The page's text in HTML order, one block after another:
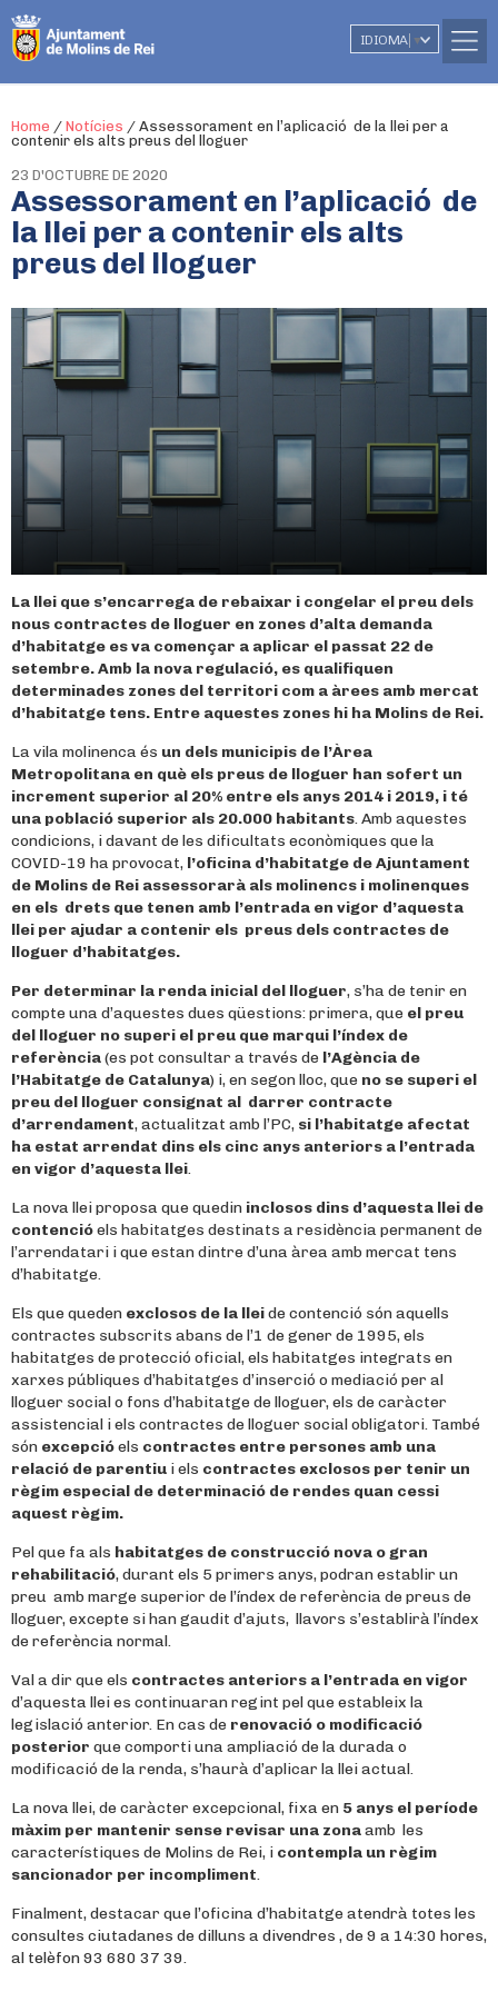
IDIOMA ▼
Home / Notícies / Assessorament en l’aplicació de la llei per a
contenir els alts preus del lloguer
23 D'OCTUBRE DE 2020
Assessorament en l’aplicació de
la llei per a contenir els alts
preus del lloguer
La llei que s’encarrega de rebaixar i congelar el preu dels
nous contractes de lloguer en zones d’alta demanda
d’habitatge es va començar a aplicar el passat 22 de
setembre. Amb la nova regulació, es qualifiquen
determinades zones del territori com a àrees amb mercat
d’habitatge tens. Entre aquestes zones hi ha Molins de Rei.
La vila molinenca és un dels municipis de l’Àrea
Metropolitana en què els preus de lloguer han sofert un
increment superior al 20% entre els anys 2014 i 2019, i té
una població superior als 20.000 habitants. Amb aquestes
condicions, i davant de les dificultats econòmiques que la
COVID-19 ha provocat, l’oficina d’habitatge de Ajuntament
de Molins de Rei assessorarà als molinencs i molinenques
en els drets que tenen amb l’entrada en vigor d’aquesta
llei per ajudar a contenir els preus dels contractes de
lloguer d’habitatges.
Per determinar la renda inicial del lloguer, s’ha de tenir en
compte una d’aquestes dues qüestions: primera, que el preu
del lloguer no superi el preu que marqui l’índex de
referència(es pot consultar a través de l’Agència de
l’Habitatge de Catalunya) i, en segon lloc, que no se superi el
preu del lloguer consignat al darrer contracte
d’arrendament, actualitzat amb l’PC, si l’habitatge afectat
ha estat arrendat dins els cinc anys anteriors a l’entrada
en vigor d’aquesta llei.
La nova llei proposa que quedin inclosos dins d’aquesta llei de
contencióels habitatges destinats a residència permanent de
l’arrendatari i que estan dintre d’una àrea amb mercat tens
d’habitatge.
Els que queden exclosos de la lleide contenció són aquells
contractes subscrits abans de l’1 de gener de 1995, els
habitatges de protecció oficial, els habitatges integrats en
xarxes públiques d’habitatges d’inserció o mediació per al
lloguer social o fons d’habitatge de lloguer, els de caràcter
assistencial i els contractes de lloguer social obligatori. També
són excepcióels contractes entre persones amb una
relació de parentiu i els contractes exclosos per tenir un
règim especial de determinació de rendes quan cessi
aquest règim.
Pel que fa als habitatges de construcció nova o gran
rehabilitació, durant els 5 primers anys, podran establir un
preu amb marge superior de l’índex de referència de preus de
lloguer, excepte si han gaudit d’ajuts, llavors s’establirà l’índex
de referència normal.
Val a dir que els contractes anteriors a l’entrada en vigor
d’aquesta llei es continuaran regint pel que estableix la
legislació anterior. En cas de renovació o modificació
posterior que comporti una ampliació de la durada o
modificació de la renda, s’haurà d’aplicar la llei actual.
La nova llei, de caràcter excepcional, fixa en 5 anys el període
màxim per mantenir sense revisar una zonaamb les
característiques de Molins de Rei, i contempla un règim
sancionador per incompliment.
Finalment, destacar que l’oficina d’habitatge atendrà totes les
consultes ciutadanes de dilluns a divendres , de 9 a 14:30 hores,
al telèfon 93 680 37 39.